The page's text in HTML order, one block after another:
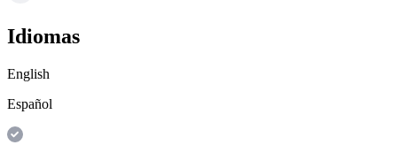
Idiomas
English
Español